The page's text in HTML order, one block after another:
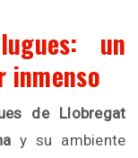
un
inmenso
de Llobregat
y su ambiente